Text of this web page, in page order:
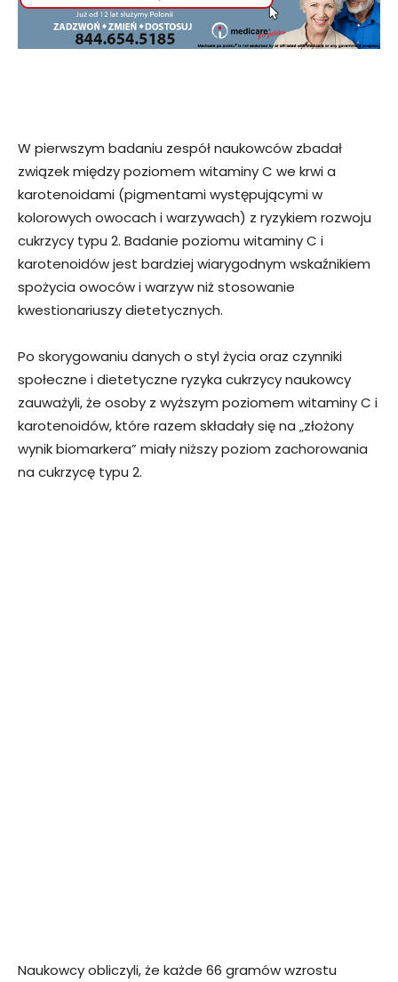
W pierwszym badaniu zespół naukowców zbadał
związek między poziomem witaminy C we krwi a
karotenoidami (pigmentami występującymi w
kolorowych owocach i warzywach) z ryzykiem rozwoju
cukrzycy typu 2. Badanie poziomu witaminy C i
karotenoidów jest bardziej wiarygodnym wskaźnikiem
spożycia owoców i warzyw niż stosowanie
kwestionariuszy dietetycznych.
Po skorygowaniu danych o styl życia oraz czynniki
społeczne i dietetyczne ryzyka cukrzycy naukowcy
zauważyli, że osoby z wyższym poziomem witaminy C i
karotenoidów, które razem składały się na „złożony
wynik biomarkera” miały niższy poziom zachorowania
na cukrzycę typu 2.
Naukowcy obliczyli, że każde 66 gramów wzrostu